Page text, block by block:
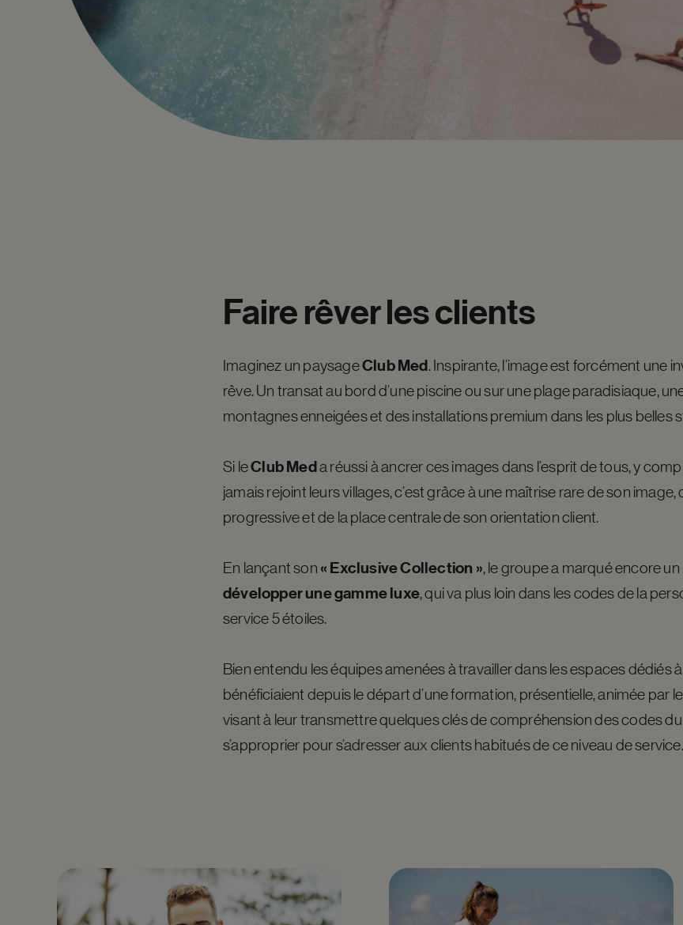
Fairerêverlesclients
Imaginez un paysageClub Med. Inspirante, l’image est forcément une
rêve. Un transat au bord d’une piscine ou sur une plage paradisiaque,
montagnes enneigées et des installations premium dans les plus belles
Si leClub Meda réussi à ancrer ces images dans l’esprit de tous, y
jamais rejoint leurs villages, c’est grâce à une maîtrise rare de son
progressive et de la place centrale de son orientation client.
En lançant son « Exclusive Collection », le groupe a marqué encore
développer une gamme luxe, qui va plus loin dans les codes de la
service 5 étoiles.
Bien entendu les équipes amenées à travailler dans les espaces dédiés
bénéficiaient depuis le départ d’une formation, présentielle, animée par
visant à leur transmettre quelques clés de compréhension des codes
s’approprier pour s’adresser aux clients habitués de ce niveau de service.